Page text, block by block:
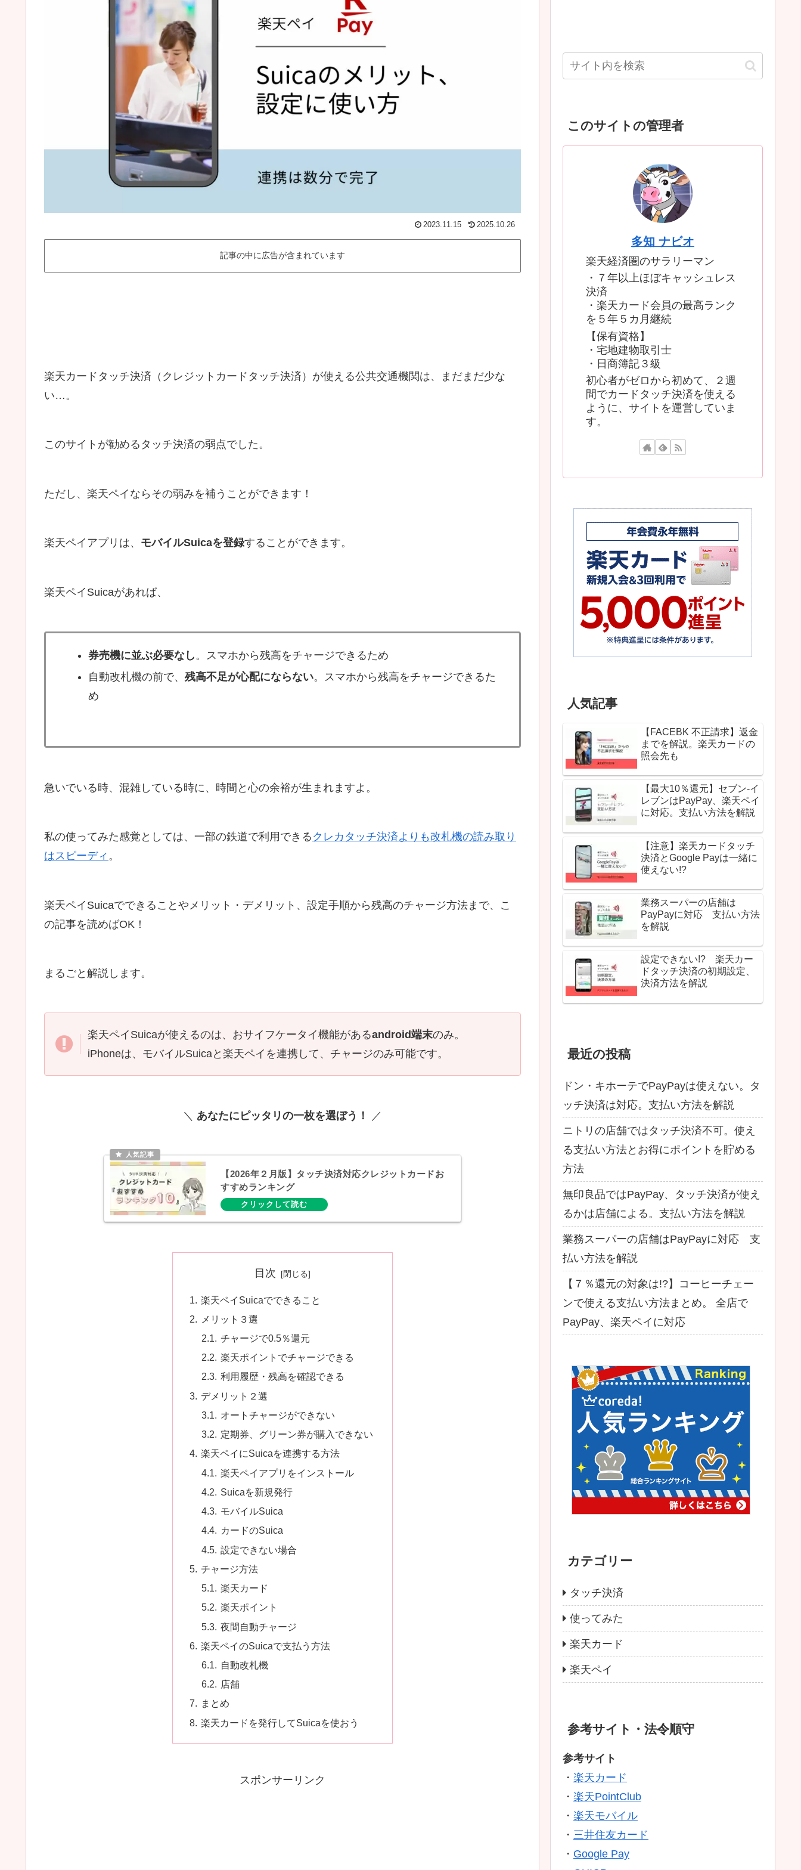
2023.11.15 2025.10.26
記事の中に広告が含まれています
楽天カードタッチ決済（クレジットカードタッチ決済）が使える公共交通機関は、まだまだ少な
い…。
このサイトが勧めるタッチ決済の弱点でした。
ただし、楽天ペイならその弱みを補うことができます！
楽天ペイアプリは、 モバイルSuicaを登録することができます。
楽天ペイSuicaがあれば、
券売機に並ぶ必要なし。スマホから残高をチャージできるため
自動改札機の前で、 残高不足が心配にならない。スマホから残高をチャージできるた
め
急いでいる時、混雑している時に、時間と心の余裕が生まれますよ。
私の使ってみた感覚としては、一部の鉄道で利用できる クレカタッチ決済よりも改札機の読み取り
はスピーディ 。
楽天ペイSuicaでできることやメリット・デメリット、設定手順から残高のチャージ方法まで、こ
の記事を読めばOK！
まるごと解説します。
楽天ペイSuicaが使えるのは、おサイフケータイ機能があるandroid端末のみ。
iPhoneは、モバイルSuicaと楽天ペイを連携して、チャージのみ可能です。
＼ あなたにピッタリの一枚を選ぼう！ ／
【2026年２月版】タッチ決済対応クレジットカードお
すすめランキング
目次
楽天ペイSuicaでできること
メリット３選
チャージで0.5％還元
楽天ポイントでチャージできる
利用履歴・残高を確認できる
デメリット２選
オートチャージができない
定期券、グリーン券が購入できない
楽天ペイにSuicaを連携する方法
楽天ペイアプリをインストール
Suicaを新規発行
モバイルSuica
カードのSuica
設定できない場合
チャージ方法
楽天カード
楽天ポイント
夜間自動チャージ
楽天ペイのSuicaで支払う方法
自動改札機
店舗
まとめ
楽天カードを発行してSuicaを使おう
スポンサーリンク
このサイトの管理者
多知 ナビオ
楽天経済圏のサラリーマン
・７年以上ほぼキャッシュレス
決済
・楽天カード会員の最高ランク
を５年５カ月継続
【保有資格】
・宅地建物取引士
・日商簿記３級
初心者がゼロから初めて、２週
間でカードタッチ決済を使える
ように、サイトを運営していま
す。
人気記事
【FACEBK 不正請求】返金
までを解説。楽天カードの
照会先も
【最大10％還元】セブン-イ
レブンはPayPay、楽天ペイ
に対応。支払い方法を解説
【注意】楽天カードタッチ
決済とGoogle Payは一緒に
使えない!?
業務スーパーの店舗は
PayPayに対応 支払い方法
を解説
設定できない!? 楽天カー
ドタッチ決済の初期設定、
決済方法を解説
最近の投稿
ドン・キホーテでPayPayは使えない。タ
ッチ決済は対応。支払い方法を解説
ニトリの店舗ではタッチ決済不可。使え
る支払い方法とお得にポイントを貯める
方法
無印良品ではPayPay、タッチ決済が使え
るかは店舗による。支払い方法を解説
業務スーパーの店舗はPayPayに対応 支
払い方法を解説
【７％還元の対象は!?】コーヒーチェー
ンで使える支払い方法まとめ。 全店で
PayPay、楽天ペイに対応
カテゴリー
タッチ決済
使ってみた
楽天カード
楽天ペイ
参考サイト・法令順守
参考サイト
・ 楽天カード
・ 楽天PointClub
・ 楽天モバイル
・ 三井住友カード
・ Google Pay